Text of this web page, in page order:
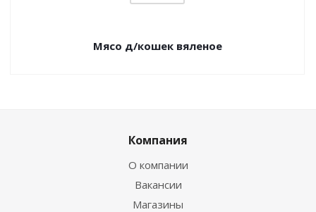
Мясо д/кошек вяленое
Компания
О компании
Вакансии
Магазины